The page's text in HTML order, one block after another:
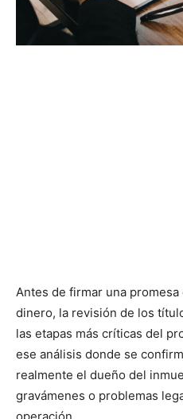
Antes de firmar una
dinero, la revisión de los
las etapas más críticas del
ese análisis donde se
realmente el dueño del
gravámenes o problemas